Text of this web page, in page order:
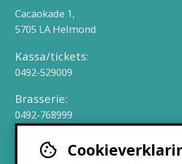
Cacaokade 1,
5705 LA Helmond
Kassa/tickets:
0492-529009
Brasserie:
0492-768999
Werken bij